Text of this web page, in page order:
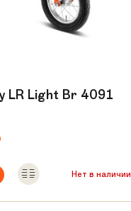
LR Light Br 4091
Нет в наличии
от 2 лет